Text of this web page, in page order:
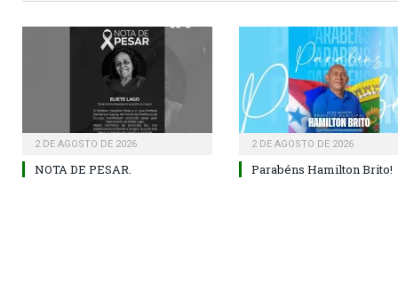
2 DE AGOSTO DE 2026
NOTA DE PESAR.
2 DE AGOSTO DE 2026
Parabéns Hamilton Brito!